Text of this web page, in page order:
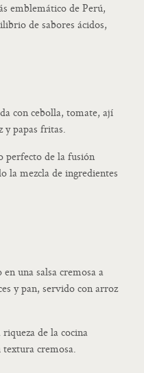
emblemático de Perú,
de sabores ácidos,
con cebolla, tomate, ají
y papas fritas.
perfecto de la fusión
la mezcla de ingredientes
una salsa cremosa a
y pan, servido con arroz
de la cocina
textura cremosa.